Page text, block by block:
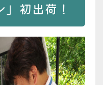
」初出荷！